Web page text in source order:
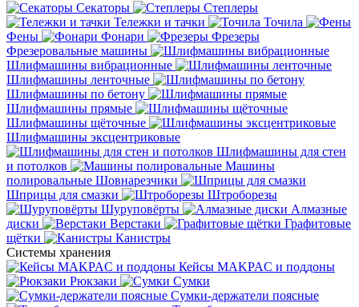
Секаторы
Степлеры
Тележки и тачки
Точила
Фены
Фонари
Фрезеры
Фрезеровальные машины
Шлифмашины вибрационные
Шлифмашины ленточные
Шлифмашины по бетону
Шлифмашины прямые
Шлифмашины щёточные
Шлифмашины эксцентриковые
Шлифмашины для стен
и потолков
Машины
полировальные Шовнарезчики
Шприцы для смазки
Штроборезы
Шуруповёрты
Алмазные
диски
Верстаки
Графитовые
щётки
Канистры
Системы хранения
Кейсы MAKPAC и поддоны
Рюкзаки
Сумки
Сумки-держатели поясные